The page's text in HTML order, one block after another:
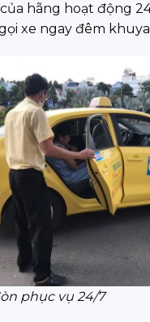
hãng hoạt động
xe ngay đêm
phục vụ 24/7